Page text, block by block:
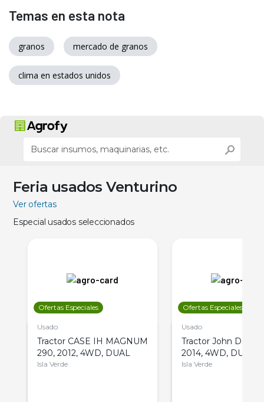
Temas en esta nota
granos mercado de granos
clima en estados unidos
Feria usados Venturino
Ver ofertas
Especial usados seleccionados
Ofertas Especiales
Usado
Tractor CASE IH MAGNUM
290, 2012, 4WD, DUAL
Isla Verde
Ofertas Especiales
Usado
Tractor John Deere
2014, 4WD, DUAL
Isla Verde